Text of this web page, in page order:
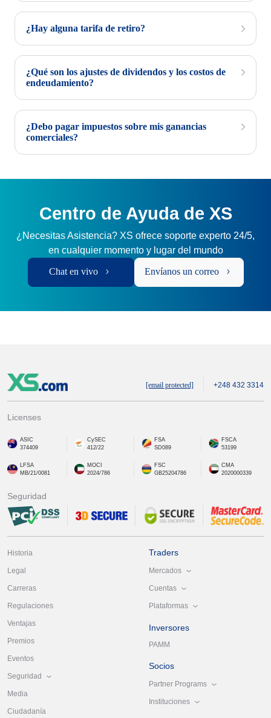
¿Hay alguna tarifa de retiro?
¿Qué son los ajustes de dividendos y los costos de
endeudamiento?
¿Debo pagar impuestos sobre mis ganancias
comerciales?
Centro de Ayuda de XS
¿Necesitas Asistencia? XS ofrece soporte experto 24/5,
en cualquier momento y lugar del mundo
Chat en vivo Envíanos un correo
[email protected] +248 432 3314
Licenses
ASIC
374409
CySEC
412/22
FSA
SD089
FSCA
53199
LFSA
MB/21/0081
MOCI
2024/786
FSC
GB25204786
CMA
2020000339
Seguridad
Historia
Legal
Carreras
Regulaciones
Ventajas
Premios
Eventos
Seguridad
Media
Ciudadanía
Traders
Mercados
Cuentas
Plataformas
Inversores
PAMM
Socios
Partner Programs
Instituciones